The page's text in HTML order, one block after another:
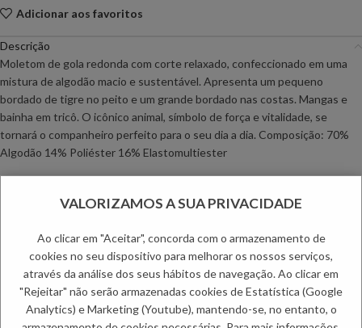
Adicionar aos favoritos
Descrição
Moletom de gola redonda com corte relaxado, confeccionado em uma
mistura de algodão macio e sustentável. Apresenta um pequeno
bordado de tigre no peito e um grande bordado nas costas. Mangas e
bainha em tricô. O icônico animal, símbolo de força e vitalidade, se
tornará o companheiro perfeito para o seu dia a dia. Composição: 70%
Algodão 14% Poliéster 16% Elastomultiester
Informação adicional
Métodos de Pagamento
Trocas e Devoluções
Categorias: Camisolas Camisolas Decote Redondo, Homem
Etiquetas:Inverno Homem, Outono Homem
VALORIZAMOS A SUA PRIVACIDADE
Ao clicar em "Aceitar", concorda com o armazenamento de
cookies no seu dispositivo para melhorar os nossos serviços,
através da análise dos seus hábitos de navegação. Ao clicar em
"Rejeitar" não serão armazenadas cookies de Estatística (Google
Analytics) e Marketing (Youtube), mantendo-se, no entanto, o